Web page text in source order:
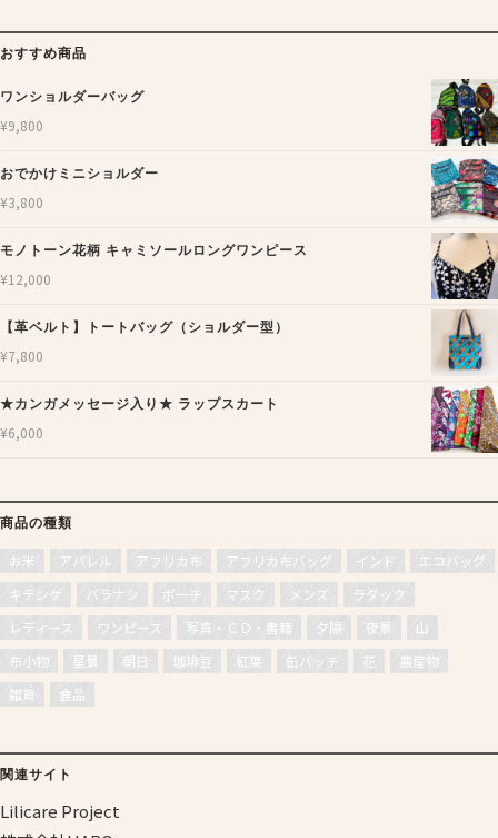
おすすめ商品
ワンショルダーバッグ
¥9,800
おでかけミニショルダー
¥3,800
モノトーン花柄 キャミソールロングワンピース
¥12,000
【革ベルト】トートバッグ（ショルダー型）
¥7,800
★カンガメッセージ入り★ ラップスカート
¥6,000
商品の種類
お米 アパレル アフリカ布 アフリカ布バッグ インド
エコバッグ
キテンゲ
バラナシ ポーチ マスク メンズ
ラダック
レディース
ワンピース 写真・ＣＤ・書籍 夕陽 夜景
山
布小物
星景 朝日 珈琲豆 紅葉 缶バッチ 花
農産物
雑貨
食品
関連サイト
Lilicare Project